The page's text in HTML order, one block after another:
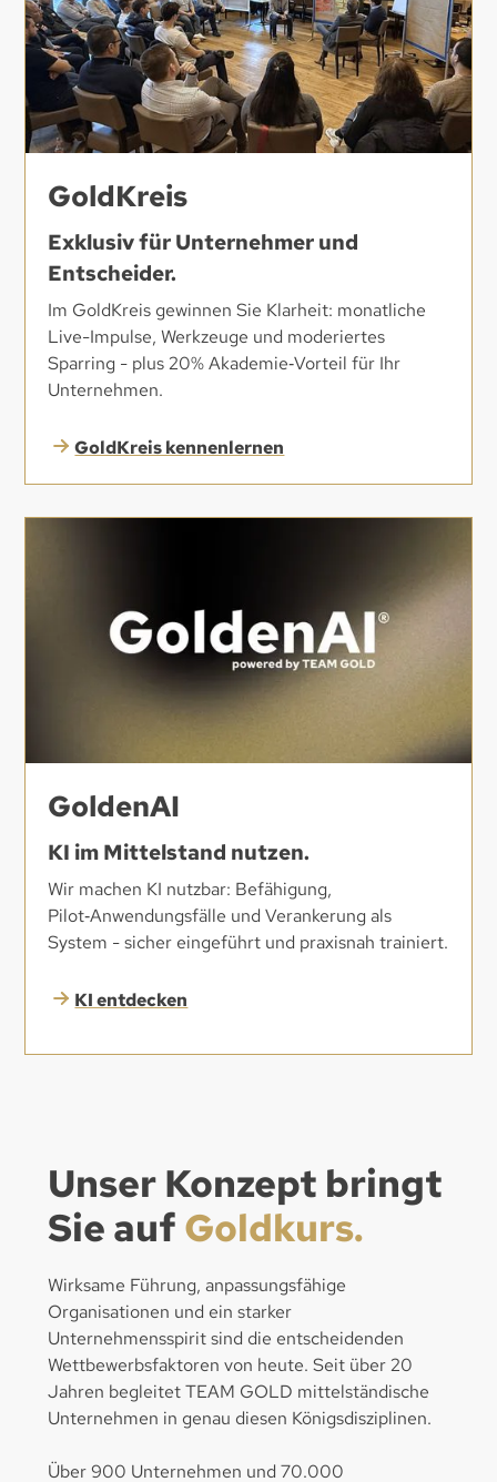
GoldKreis
Exklusiv für Unternehmer und
Entscheider.
Im GoldKreis gewinnen Sie Klarheit: monatliche
Live-Impulse, Werkzeuge und moderiertes
Sparring - plus 20% Akademie‑Vorteil für Ihr
Unternehmen.
GoldKreis kennenlernen
GoldenAI
KI im Mittelstand nutzen.
Wir machen KI nutzbar: Befähigung,
Pilot‑Anwendungsfälle und Verankerung als
System - sicher eingeführt und praxisnah trainiert.
KI entdecken
Unser Konzept bringt
Sie auf Goldkurs.
Wirksame Führung, anpassungsfähige
Organisationen und ein starker
Unternehmensspirit sind die entscheidenden
Wettbewerbsfaktoren von heute. Seit über 20
Jahren begleitet TEAM GOLD mittelständische
Unternehmen in genau diesen Königsdisziplinen.
Über 900 Unternehmen und 70.000